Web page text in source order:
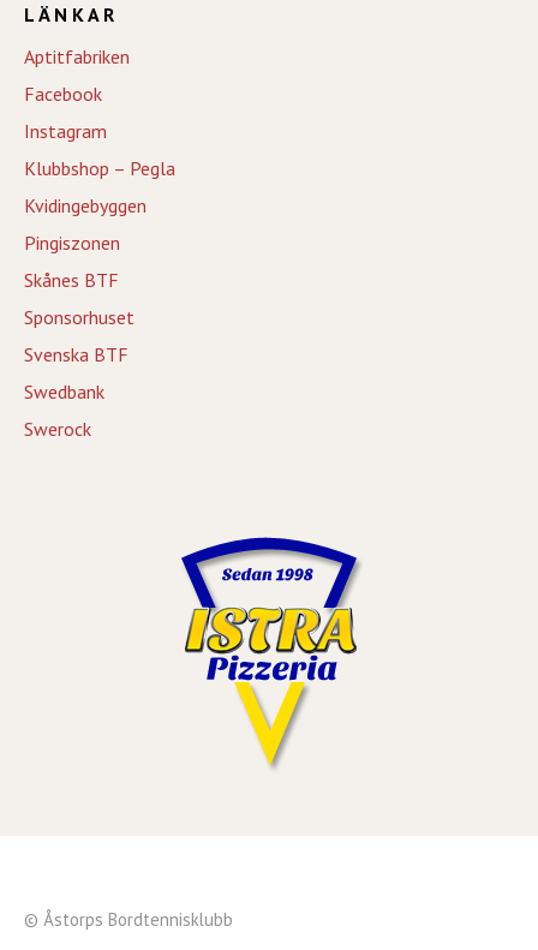
LÄNKAR
Aptitfabriken
Facebook
Instagram
Klubbshop – Pegla
Kvidingebyggen
Pingiszonen
Skånes BTF
Sponsorhuset
Svenska BTF
Swedbank
Swerock
© Åstorps Bordtennisklubb